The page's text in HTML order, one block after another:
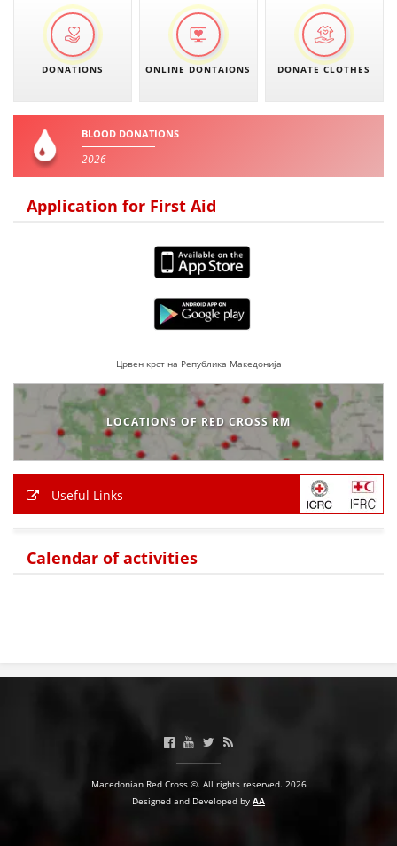
DONATIONS ONLINE DONTAIONS DONATE CLOTHES
BLOOD DONATIONS
2026
Application for First Aid
Црвен крст на Република Македонија
LOCATIONS OF RED CROSS RM
Useful Links
Calendar of activities
Macedonian Red Cross ©. All rights reserved. 2026
Designed and Developed by AA